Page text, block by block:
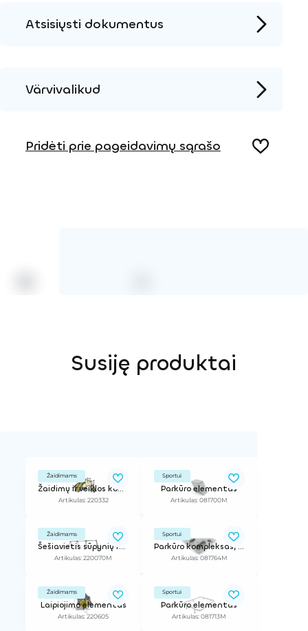
Atsisiųsti dokumentus
3D DWG
Värvivalikud
Pridėti prie pageidavimų sąrašo
Susiję produktai
Žaidimams
Žaidimų ir veiklos kompleksas
Artikulas: 220332
Sportui
Parkūro elementas
Artikulas: 081700M
Žaidimams
Šešiavietis sūpynių rėmas (be sėdynių)
Artikulas: 220070M
Sportui
Parkūro kompleksas, 85 m2
Artikulas: 081764M
Žaidimams
Laipiojimo elementas
Artikulas: 220605
Sportui
Parkūro elementas
Artikulas: 081713M